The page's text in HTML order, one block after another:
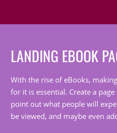
LANDING EBOOK
With the rise of eBooks,
for it is essential. Create a
point out what people will
be viewed, and maybe even